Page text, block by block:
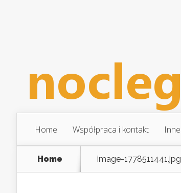
Home Współpraca i kontakt Inne
Home image-1778511441.jpg